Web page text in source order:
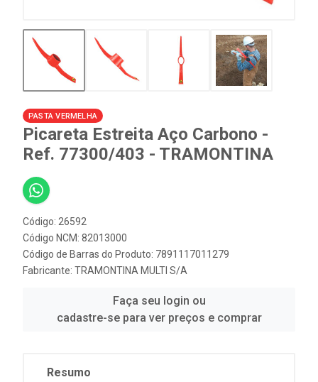
PASTA VERMELHA
Picareta Estreita Aço Carbono -
Ref. 77300/403 - TRAMONTINA
Código: 26592
Código NCM: 82013000
Código de Barras do Produto: 7891117011279
Fabricante: TRAMONTINA MULTI S/A
Faça seu login ou
cadastre-se para ver preços e comprar
Resumo